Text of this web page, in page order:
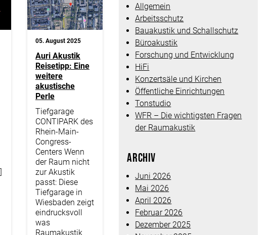
05. August 2025
Auri Akustik
Reisetipp: Eine
weitere
akustische
Perle
Tiefgarage
CONTIPARK des
Rhein-Main-
Congress-
Centers Wenn
der Raum nicht
zur Akustik
passt: Diese
Tiefgarage in
Wiesbaden zeigt
eindrucksvoll
was
Raumakustik
Allgemein
Arbeitsschutz
Bauakustik und Schallschutz
Büroakustik
Forschung und Entwicklung
HiFi
Konzertsäle und Kirchen
Öffentliche Einrichtungen
Tonstudio
WFR – Die wichtigsten Fragen
der Raumakustik
Archiv
Juni 2026
Mai 2026
April 2026
Februar 2026
Dezember 2025